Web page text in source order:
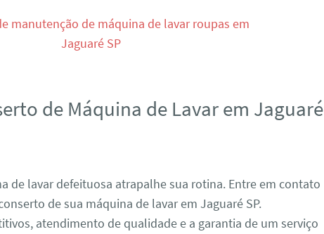
de Máquina de Lavar em Jaguaré
de lavar defeituosa atrapalhe sua rotina. Entre em contato
de sua máquina de lavar em Jaguaré SP.
atendimento de qualidade e a garantia de um serviço